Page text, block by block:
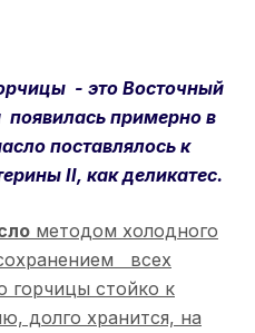
- это Восточный
появилась примерно в
поставлялось к
II, как деликатес.
методом холодного
всех
горчицы стойко к
долго хранится, на